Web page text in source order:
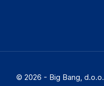
© 2026 - Big Bang, d.o.o.